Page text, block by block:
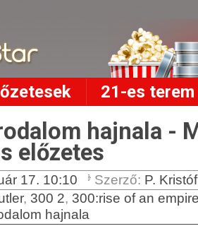
21-es terem
hajnala -
előzetes
17. 10:10 Szerző: P. Kristóf
, 300 2, 300:rise of an
hajnala